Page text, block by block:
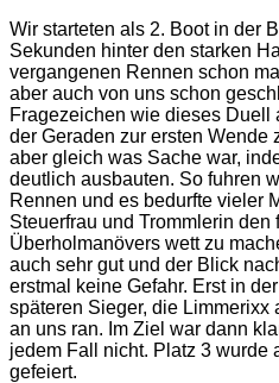
Wir starteten als 2. Boot in der
Sekunden hinter den starken
vergangenen Rennen schon
aber auch von uns schon
Fragezeichen wie dieses Duell
der Geraden zur ersten Wende
aber gleich was Sache war,
deutlich ausbauten. So fuhren
Rennen und es bedurfte vieler
Steuerfrau und Trommlerin
Überholmanövers wett zu
auch sehr gut und der Blick
erstmal keine Gefahr. Erst in
späteren Sieger, die Limmerixx
an uns ran. Im Ziel war dann
jedem Fall nicht. Platz 3 wurde
gefeiert.